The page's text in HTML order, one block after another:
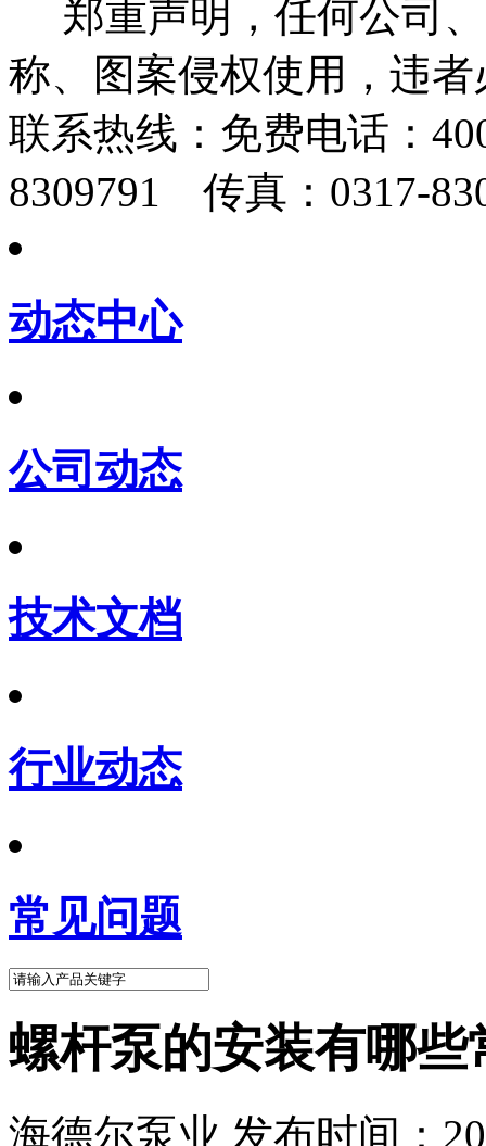
郑重声明，任何公司
称、图案侵权使用，违
联系热线： 免费电话：
8309791 传真：0317-
动态中心
公司动态
技术文档
行业动态
常见问题
螺杆泵的安装有哪些
海德尔泵业 发布时间：